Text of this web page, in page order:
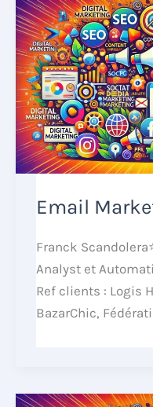
Email
Franck
Analyst et
Ref clients : Logis
BazarChic,